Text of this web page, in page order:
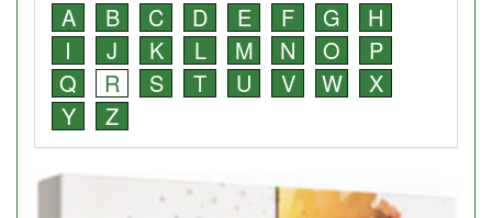
A B C D E F G
H
I
J K L M N O
P
Q
R S T U V W
X
Y
Z